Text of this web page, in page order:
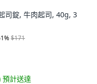
司錠, 牛肉起司, 40g, 3
%$171
預計送達